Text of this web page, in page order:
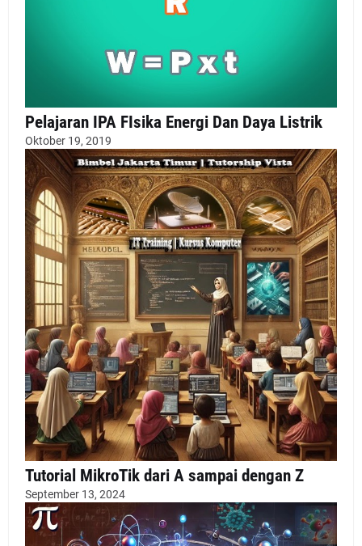
Pelajaran IPA FIsika Energi Dan Daya Listrik
Oktober 19, 2019
Tutorial MikroTik dari A sampai dengan Z
September 13, 2024